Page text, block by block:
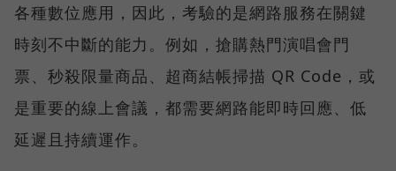
各種數位應用，因此，考驗的是網路服務在關鍵
時刻不中斷的能力。例如，搶購熱門演唱會門
票、秒殺限量商品、超商結帳掃描 QR Code，或
是重要的線上會議，都需要網路能即時回應、低
延遲且持續運作。